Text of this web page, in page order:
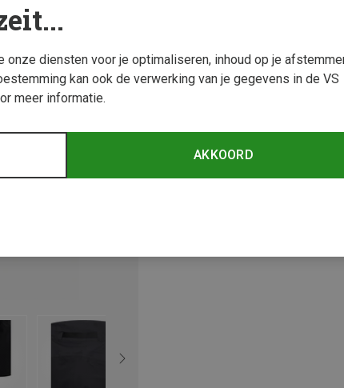
onze diensten voor je optimaliseren, inhoud op je
kan ook de verwerking van je gegevens in de VS
meer informatie.
AKKOORD